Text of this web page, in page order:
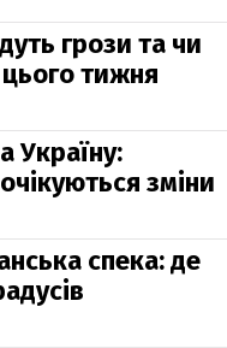
грози та чи
тижня
Україну:
зміни
спека: де